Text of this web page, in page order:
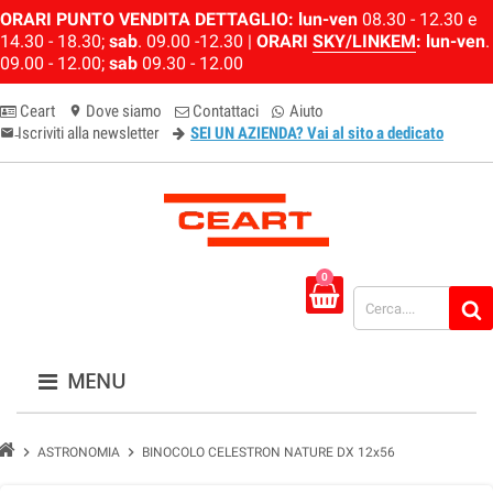
ORARI PUNTO VENDITA DETTAGLIO: lun-ven 08.30 - 12.30 e
14.30 - 18.30; sab. 09.00 -12.30 | ORARI SKY/LINKEM: lun-ven.
09.00 - 12.00; sab 09.30 - 12.00
Ceart location_on Dove siamo Contattaci Aiuto
email-newsletter
Iscriviti alla newsletter SEI UN AZIENDA? Vai al sito a dedicato
0
MENU
chevron_right ASTRONOMIA chevron_right BINOCOLO CELESTRON NATURE DX 12x56